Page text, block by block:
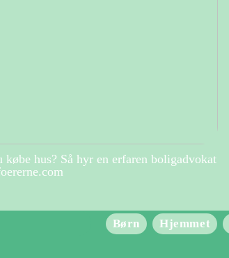
købe hus? Så hyr en erfaren boligadvokat
Børn Hjemmet